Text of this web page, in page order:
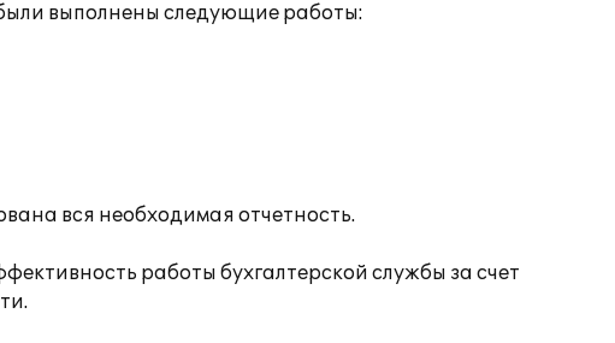
выполнены следующие работы:
вся необходимая отчетность.
работы бухгалтерской службы за счет